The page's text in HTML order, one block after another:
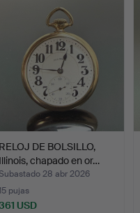
RELOJ DE BOLSILLO,
Illinois, chapado en or…
28 abr 2026
pujas
USD